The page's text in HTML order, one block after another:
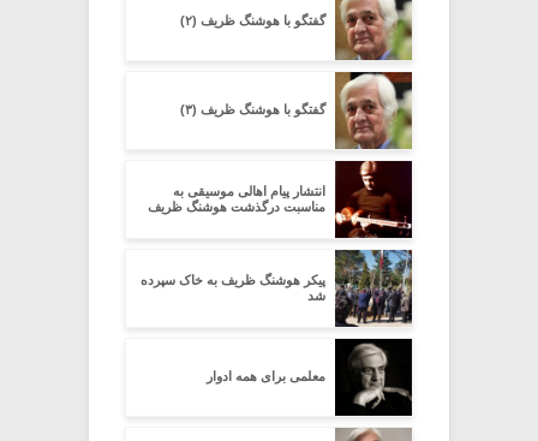
گفتگو با هوشنگ ظریف (۲)
گفتگو با هوشنگ ظریف (۳)
انتشار پیام اهالی موسیقی به
مناسبت درگذشت هوشنگ ظریف
پیکر هوشنگ ظریف به خاک سپرده
شد
معلمی برای همه ادوار